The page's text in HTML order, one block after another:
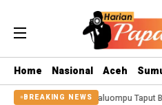
Home Nasional Aceh
BREAKING NEWS
di Siualuompu Taput Belum